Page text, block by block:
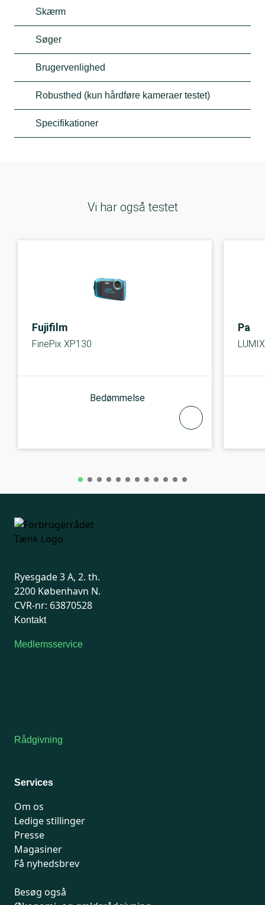
Skærm
Søger
Brugervenlighed
Robusthed (kun hårdføre kameraer testet)
Specifikationer
Vi har også testet
Fujifilm
FinePix XP130
Bedømmelse
Ryesgade 3 A, 2. th.
2200 København N.
CVR-nr: 63870528
Kontakt
Medlemsservice
Rådgivning
Services
Om os
Ledige stillinger
Presse
Magasiner
Få nyhedsbrev
Besøg også